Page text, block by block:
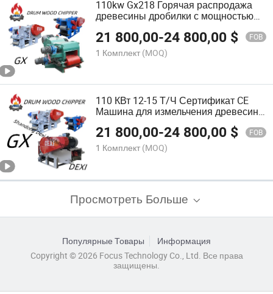
110kw Gx218 Горячая распродажа
древесины дробилки с мощностью
21 800,00-24 800,00 $ FOB
1 Комплект (MOQ)
110 КВт 12-15 Т/Ч Сертификат CE
Машина для измельчения древесины
21 800,00-24 800,00 $ FOB
1 Комплект (MOQ)
Просмотреть Больше
Популярные Товары
Информация
Copyright © 2026 Focus Technology Co., Ltd. Все права
защищены.